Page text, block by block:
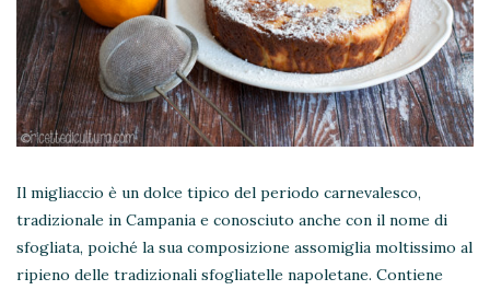
Il migliaccio è un dolce tipico del periodo carnevalesco,
tradizionale in Campania e conosciuto anche con il nome di
sfogliata, poiché la sua composizione assomiglia moltissimo al
ripieno delle tradizionali sfogliatelle napoletane. Contiene